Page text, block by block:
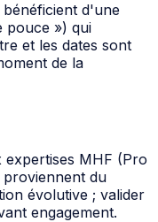
d'une
pouce ») qui
et les dates sont
de la
expertises MHF (Pro
proviennent du
évolutive ; valider
engagement.